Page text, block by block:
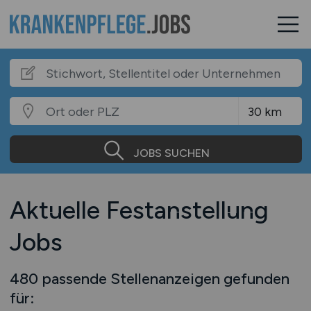
JOBS SUCHEN
Aktuelle Festanstellung
Jobs
480 passende Stellenanzeigen gefunden
für: